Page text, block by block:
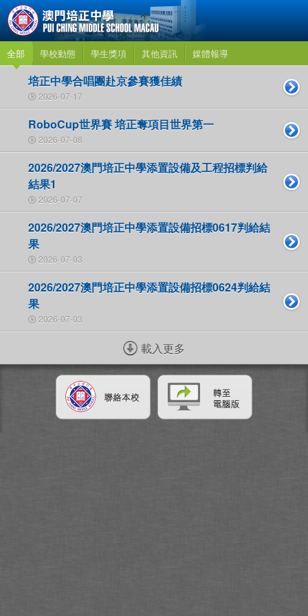
全部 學校動態 學生獎項 其他資訊 媒體報導
培正中學合唱團赴京參賽獲佳績
2026-07-17
RoboCup世界賽 培正奪項目世界第一
2026-07-08
2026/2027澳門培正中學添置設備及工程招標判給
結果1
2026-07-07
2026/2027澳門培正中學添置設備招標0617判給結
果
2026-07-03
2026/2027澳門培正中學添置設備招標0624判給結
果
2026-07-03
載入更多